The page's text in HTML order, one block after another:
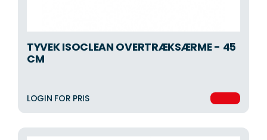
TYVEK ISOCLEAN OVERTRÆKSÆRME - 45
CM
LOGIN FOR PRIS